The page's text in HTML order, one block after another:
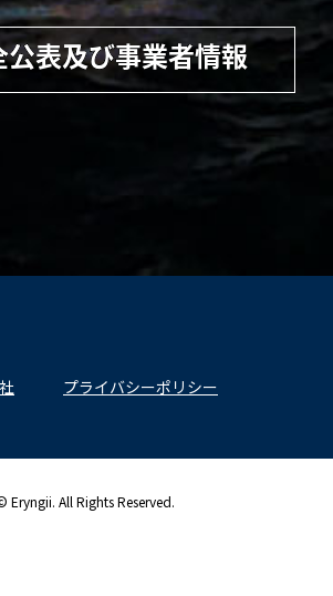
プライバシーポリシー
Eryngii. All Rights Reserved.